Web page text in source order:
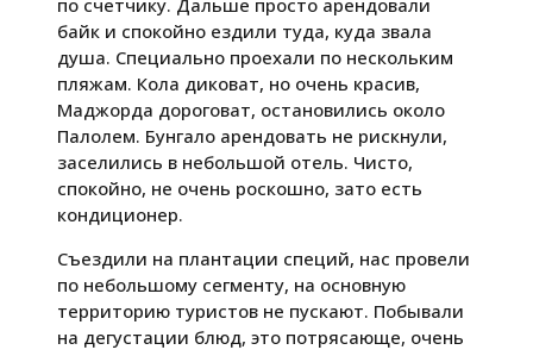
байк и спокойно ездили туда, куда звала
душа. Специально проехали по нескольким
пляжам. Кола диковат, но очень красив,
Маджорда дороговат, остановились около
Палолем. Бунгало арендовать не рискнули,
заселились в небольшой отель. Чисто,
спокойно, не очень роскошно, зато есть
кондиционер.
Съездили на плантации специй, нас провели
по небольшому сегменту, на основную
территорию туристов не пускают. Побывали
на дегустации блюд, это потрясающе, очень